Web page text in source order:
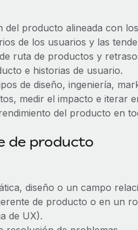
del producto alineada con
de los usuarios y las
ruta de productos y
e historias de usuario.
de diseño, ingeniería,
medir el impacto e iterar
del producto en
de producto
diseño o un campo
de producto o en un
de UX).